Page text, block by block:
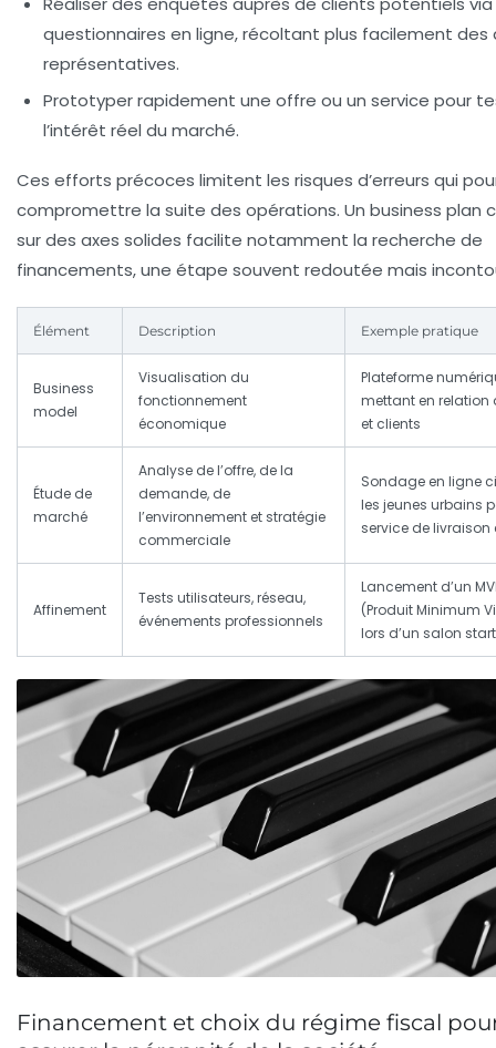
questionnaires en ligne, récoltant plus facilement des
représentatives.
Prototyper rapidement une offre ou un service pour
l’intérêt réel du marché.
Ces efforts précoces limitent les risques d’erreurs qui
compromettre la suite des opérations. Un business plan
sur des axes solides facilite notamment la recherche de
financements, une étape souvent redoutée mais
Élément Description Exemple pratique
Business
model
Visualisation du
fonctionnement
économique
Plateforme
mettant en relation
et clients
Étude de
marché
Analyse de l’offre, de la
demande, de
l’environnement et stratégie
commerciale
Sondage en ligne
les jeunes urbains
service de livraison
Affinement
Tests utilisateurs, réseau,
événements professionnels
Lancement d’un
(Produit Minimum
lors d’un salon
Financement et choix du régime fiscal